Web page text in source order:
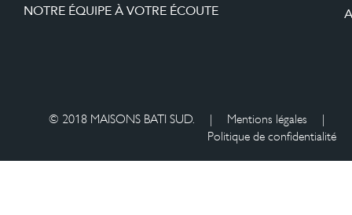
NOTRE ÉQUIPE À VOTRE ÉCOUTE
© 2018 MAISONS BATI SUD. | Mentions légales
|
Politique de confidentialité